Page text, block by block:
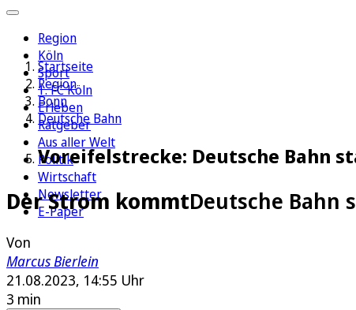
Region
Köln
Sport
1. FC Köln
Erleben
Ratgeber
Aus aller Welt
Politik
Wirtschaft
Newsletter
E-Paper
Startseite
Region
Bonn
Deutsche Bahn
Voreifelstrecke: Deutsche Bahn
Der Strom kommtDeutsche
Von
Marcus Bierlein
21.08.2023, 14:55 Uhr
3 min